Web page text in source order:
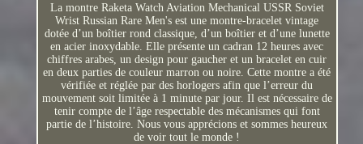
La montre Raketa Watch Aviation Mechanical USSR Soviet
Wrist Russian Rare Men's est une montre-bracelet vintage
dotée d’un boîtier rond classique, d’un boîtier et d’une lunette
en acier inoxydable. Elle présente un cadran 12 heures avec
chiffres arabes, un design pour gaucher et un bracelet en cuir
en deux parties de couleur marron ou noire. Cette montre a été
vérifiée et réglée par des horlogers afin que l’erreur du
mouvement soit limitée à 1 minute par jour. Il est nécessaire de
tenir compte de l’âge respectable des mécanismes qui font
partie de l’histoire. Nous vous apprécions et sommes heureux
de voir tout le monde !